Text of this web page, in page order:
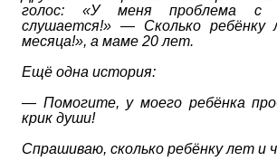
голос: «У меня проблема с
слушается!» — Сколько
месяца!», а маме 20 лет.
Ещё одна история:
— Помогите, у моего ребёнка
крик души!
Спрашиваю, сколько ребёнку лет и